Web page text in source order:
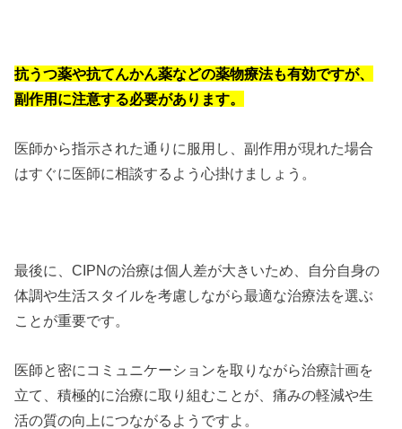
抗うつ薬や抗てんかん薬などの薬物療法も有効ですが、
副作用に注意する必要があります。
医師から指示された通りに服用し、副作用が現れた場合
はすぐに医師に相談するよう心掛けましょう。
最後に、CIPNの治療は個人差が大きいため、自分自身の
体調や生活スタイルを考慮しながら最適な治療法を選ぶ
ことが重要です。
医師と密にコミュニケーションを取りながら治療計画を
立て、積極的に治療に取り組むことが、痛みの軽減や生
活の質の向上につながるようですよ。